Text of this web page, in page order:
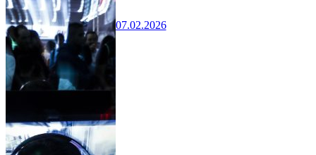
07.02.2026